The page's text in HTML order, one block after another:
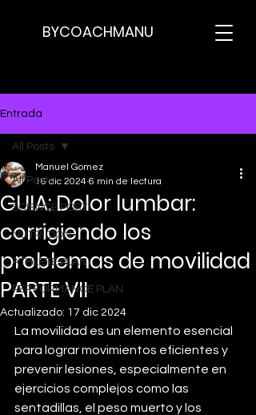
BYCOACHMANU
Entrada
All Posts
SCIENCE POST
NUTRICION
ATHLETE PLAN
PERFORMANCE PLAN
All Posts
GUIA: Dolor lumbar:
corrigiendo los
problemas de movilidad
PARTE VII
Manuel Gomez
16 dic 2024 6 min de lectura
Actualizado: 17 dic 2024
La movilidad es un elemento esencial
para lograr movimientos eficientes y
prevenir lesiones, especialmente en
ejercicios complejos como las
sentadillas, el peso muerto y los